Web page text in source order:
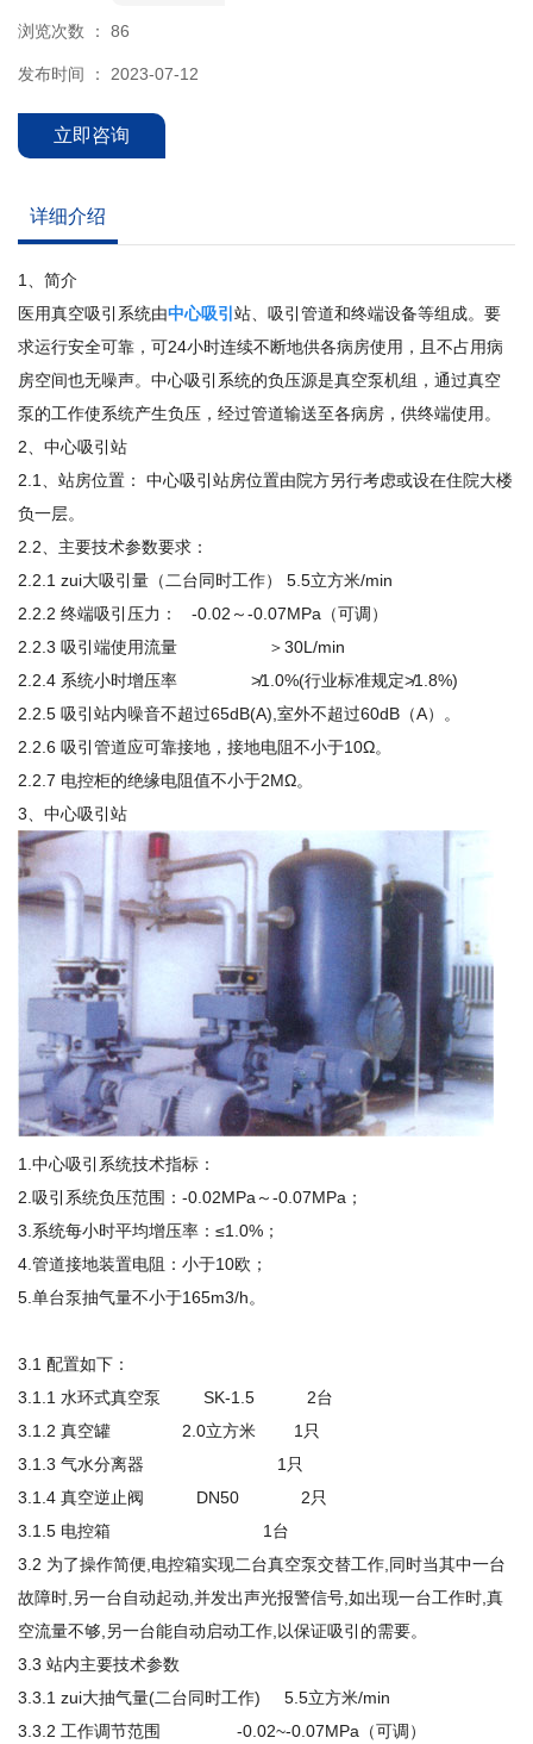
浏览次数 ： 86
发布时间 ： 2023-07-12
立即咨询
详细介绍
1、简介
医用真空吸引系统由中心吸引 站、吸引管道和终端设备等组成。要
求运行安全可靠，可24小时连续不断地供各病房使用，且不占用病
房空间也无噪声。中心吸引系统的负压源是真空泵机组，通过真空
泵的工作使系统产生负压，经过管道输送至各病房，供终端使用。
2、中心吸引站
2.1、站房位置： 中心吸引站房位置由院方另行考虑或设在住院大楼
负一层。
2.2、主要技术参数要求：
2.2.1 zui大吸引量（二台同时工作） 5.5立方米/min
2.2.2 终端吸引压力： -0.02～-0.07MPa（可调）
2.2.3 吸引端使用流量 ＞30L/min
2.2.4 系统小时增压率 ≯1.0%(行业标准规定≯1.8%)
2.2.5 吸引站内噪音不超过65dB(A),室外不超过60dB（A）。
2.2.6 吸引管道应可靠接地，接地电阻不小于10Ω。
2.2.7 电控柜的绝缘电阻值不小于2MΩ。
3、中心吸引站
1.中心吸引系统技术指标：
2.吸引系统负压范围：-0.02MPa～-0.07MPa；
3.系统每小时平均增压率：≤1.0%；
4.管道接地装置电阻：小于10欧；
5.单台泵抽气量不小于165m3/h。
3.1 配置如下：
3.1.1 水环式真空泵 SK-1.5 2台
3.1.2 真空罐 2.0立方米 1只
3.1.3 气水分离器 1只
3.1.4 真空逆止阀 DN50 2只
3.1.5 电控箱 1台
3.2 为了操作简便,电控箱实现二台真空泵交替工作,同时当其中一台
故障时,另一台自动起动,并发出声光报警信号,如出现一台工作时,真
空流量不够,另一台能自动启动工作,以保证吸引的需要。
3.3 站内主要技术参数
3.3.1 zui大抽气量(二台同时工作) 5.5立方米/min
3.3.2 工作调节范围 -0.02~-0.07MPa（可调）